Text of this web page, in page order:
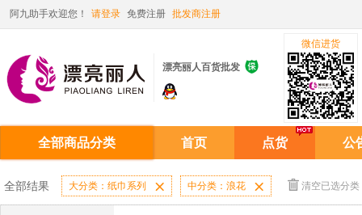
阿九助手欢迎您！ 请登录 免费注册 批发商注册
漂亮丽人百货批发 
微信进货
全部商品分类 首页 点货 公
全部结果 大分类：纸巾系列  中分类：浪花  清空已选分类